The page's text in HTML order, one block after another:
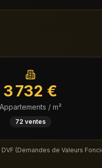
3 732 €
Appartements / m²
72 ventes
DVF (Demandes de Valeurs